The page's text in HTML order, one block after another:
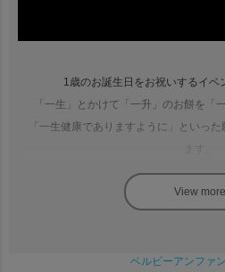
1歳のお誕生日をお祝いするイベ
「一生」とかけて「一升」のお餅を「
「一生健康でありますように」といっ
立てなくても、嫌がって泣いたり、転ん
ベルビーアンファ